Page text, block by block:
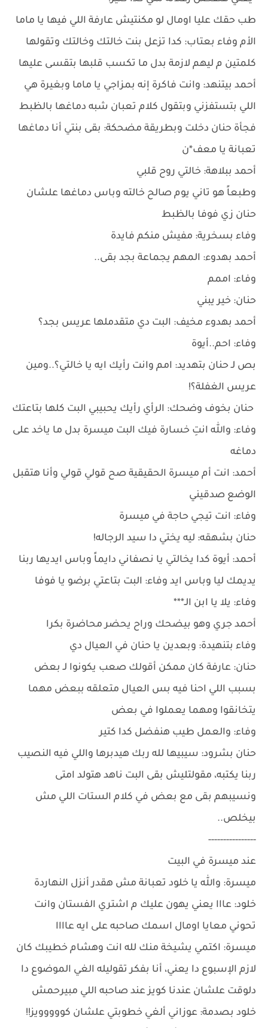
طب حقك عليا اومال لو مكنتيش عارفة اللي فيها يا ماما
الأم وفاء بعتاب: كدا تزعل بنت خالتك وخالتك وتقولها
كلمتين م ليهم لازمة بدل ما تكسب قلبها بتقسى عليها
أحمد بيتنهد: وانت فاكرة إنه بمزاجي يا ماما وبغيرة هي
اللي بتستفزني وبتقول كلام تعبان شبه دماغها بالظبط
فجأة حنان دخلت وبطريقة مضحكة: بقى بنتي أنا دماغها
تعبانة يا معف*ن
أحمد ببلاهة: خالتي روح قلبي
وطبعاً هو تاني يوم صالح خالته وباس دماغها علشان
حنان زي فوفا بالظبط
وفاء بسخرية: مفيش منكم فايدة
أحمد بهدوء: المهم يجماعة بجد بقى..
وفاء: اممم
حنان: خير يبني
أحمد بهدوء مخيف: البت دي متقدملها عريس بجد؟
وفاء: احم..أيوة
بص لـ حنان بتهديد: امم وانت رأيك ايه يا خالتي؟..ومين
عريس الغفلة؟!
حنان بخوف وضحك: الرأي رأيك يحبيبي البت كلها بتاعتك
وفاء: والله انتِ خسارة فيك البت ميسرة بدل ما ياخد على
دماغه
أحمد: انت أم ميسرة الحقيقية صح قولي قولي وأنا هتقبل
الوضع صدقيني
وفاء: انت تيجي حاجة في ميسرة
حنان بشهقه: ليه يختي دا سيد الرجاله!
أحمد: أيوة كدا يخالتي يا نصفاني دايماً وباس ايديها ربنا
يديمك ليا وباس ايد وفاء: البت بتاعتي برضو يا فوفا
وفاء: يلا يا ابن الـ***
أحمد جري وهو بيضحك وراح يحضر محاضرة بكرا
وفاء بتنهيدة: وبعدين يا حنان في العيال دي
حنان: عارفة كان ممكن أقولك صعب يكونوا لـ بعض
بسبب اللي احنا فيه بس العيال متعلقه ببعض مهما
يتخانقوا ومهما يعملوا في بعض
وفاء: والعمل طيب هنفضل كدا كتير
حنان بشرود: سيبيها لله ربك هيدبرها واللي فيه النصيب
ربنا يكتبه، مقولتليش بقى البت ناهد هتولد امتى
ونسيبهم بقى مع بعض في كلام الستات اللي مش
بيخلص..
----------------
عند ميسرة في البيت
ميسرة: والله يا خلود تعبانة مش هقدر أنزل النهاردة
خلود: عااا يعني يهون عليك م اشتري الفستان وانت
تحوني معايا اومال اسمك صاحبه على ايه عاااا
ميسرة: اكتمي يشيخة منك لله انت وهشام خطيبك كان
لازم الإسبوع دا يعني، أنا بفكر تقوليله الغي الموضوع دا
دلوقت علشان عندنا كويز عند صاحبه اللي مبيرحمش
خلود بصدمة: عوزاني ألغي خطوبتي علشان كووووويز!!